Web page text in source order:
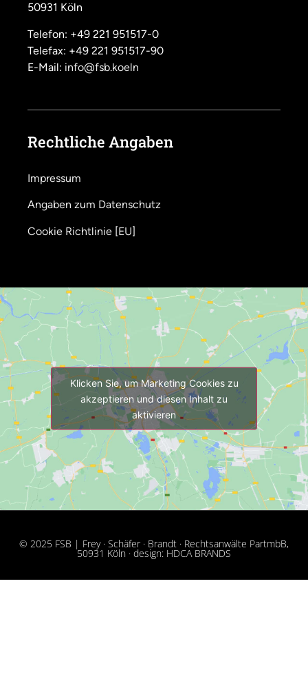
50931 Köln
Telefon: +49 221 951517-0
Telefax: +49 221 951517-90
E-Mail: info@fsb.koeln
Rechtliche Angaben
Impressum
Angaben zum Datenschutz
Cookie Richtlinie [EU]
Klicken Sie, um Marketing Cookies zu
akzeptieren und diesen Inhalt zu
aktivieren
© 2025 FSB | Frey · Schäfer · Brandt · Rechtsanwälte PartmbB,
50931 Köln · design: HDCA BRANDS